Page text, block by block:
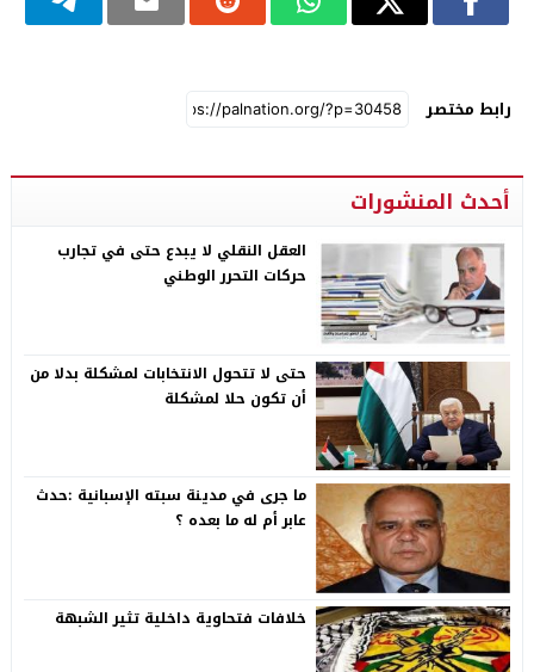
رابط مختصر
أحدث المنشورات
العقل النقلي لا يبدع حتى في تجارب
حركات التحرر الوطني
حتى لا تتحول الانتخابات لمشكلة بدلا من
أن تكون حلا لمشكلة
ما جرى في مدينة سبته الإسبانية :حدث
عابر أم له ما بعده ؟
خلافات فتحاوية داخلية تثير الشبهة